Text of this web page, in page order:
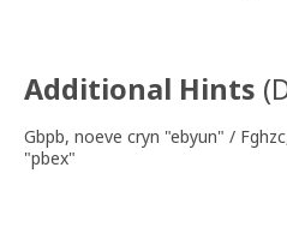
Additional Hints (
Gbpb, noeve cryn "ebyun" /
"pbex"